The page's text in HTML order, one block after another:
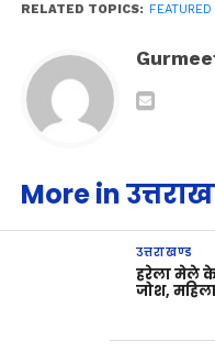
RELATED TOPICS: FEATURED
More in
उत्तराखण्ड
हरेला मेले
जोश,